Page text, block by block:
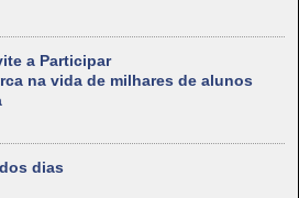
a Participar
na vida de milhares de alunos
dias